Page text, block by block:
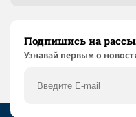
Подпишись на
Узнaвай первым о